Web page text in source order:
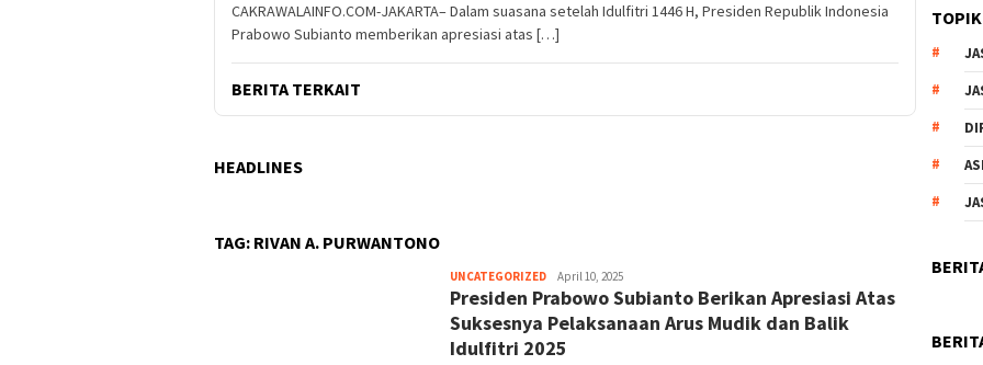
CAKRAWALAINFO.COM-JAKARTA– Dalam suasana setelah Idulfitri 1446 H, Presiden Republik Indonesia
Prabowo Subianto memberikan apresiasi atas […]
BERITA TERKAIT
HEADLINES
TAG: RIVAN A. PURWANTONO
UNCATEGORIZED Kusuma
Perwira
April 10, 2025
Presiden Prabowo Subianto Berikan Apresiasi Atas
Suksesnya Pelaksanaan Arus Mudik dan Balik
Idulfitri 2025